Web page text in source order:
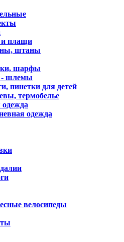
и плащи
штаны
шарфы
- шлемы
пинетки для детей
термобелье
одежда
одежда
велосипеды